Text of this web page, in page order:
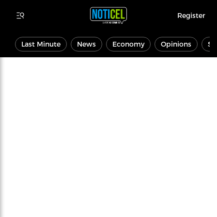
Register
Last Minute News Economy Opinions